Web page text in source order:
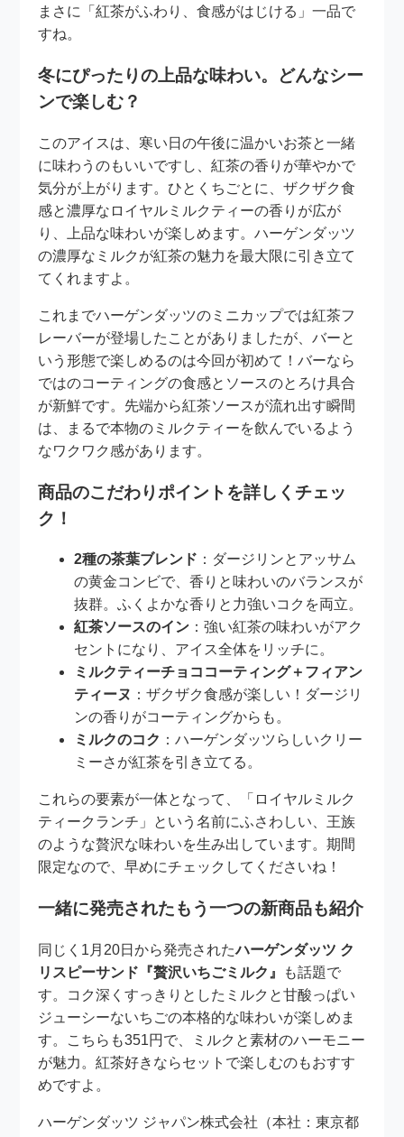
まさに「紅茶がふわり、食感がはじける」一品で
すね。
冬にぴったりの上品な味わい。どんなシー
ンで楽しむ？
このアイスは、寒い日の午後に温かいお茶と一緒
に味わうのもいいですし、紅茶の香りが華やかで
気分が上がります。ひとくちごとに、ザクザク食
感と濃厚なロイヤルミルクティーの香りが広が
り、上品な味わいが楽しめます。ハーゲンダッツ
の濃厚なミルクが紅茶の魅力を最大限に引き立て
てくれますよ。
これまでハーゲンダッツのミニカップでは紅茶フ
レーバーが登場したことがありましたが、バーと
いう形態で楽しめるのは今回が初めて！バーなら
ではのコーティングの食感とソースのとろけ具合
が新鮮です。先端から紅茶ソースが流れ出す瞬間
は、まるで本物のミルクティーを飲んでいるよう
なワクワク感があります。
商品のこだわりポイントを詳しくチェッ
ク！
2種の茶葉ブレンド ：ダージリンとアッサム
の黄金コンビで、香りと味わいのバランスが
抜群。ふくよかな香りと力強いコクを両立。
紅茶ソースのイン ：強い紅茶の味わいがアク
セントになり、アイス全体をリッチに。
ミルクティーチョココーティング＋フィアン
ティーヌ ：ザクザク食感が楽しい！ダージリ
ンの香りがコーティングからも。
ミルクのコク ：ハーゲンダッツらしいクリー
ミーさが紅茶を引き立てる。
これらの要素が一体となって、「ロイヤルミルク
ティークランチ」という名前にふさわしい、王族
のような贅沢な味わいを生み出しています。期間
限定なので、早めにチェックしてくださいね！
一緒に発売されたもう一つの新商品も紹介
同じく1月20日から発売されたハーゲンダッツ ク
リスピーサンド『贅沢いちごミルク』
も話題で
す。コク深くすっきりとしたミルクと甘酸っぱい
ジューシーないちごの本格的な味わいが楽しめま
す。こちらも351円で、ミルクと素材のハーモニー
が魅力。紅茶好きならセットで楽しむのもおすす
めですよ。
ハーゲンダッツ ジャパン株式会社（本社：東京都